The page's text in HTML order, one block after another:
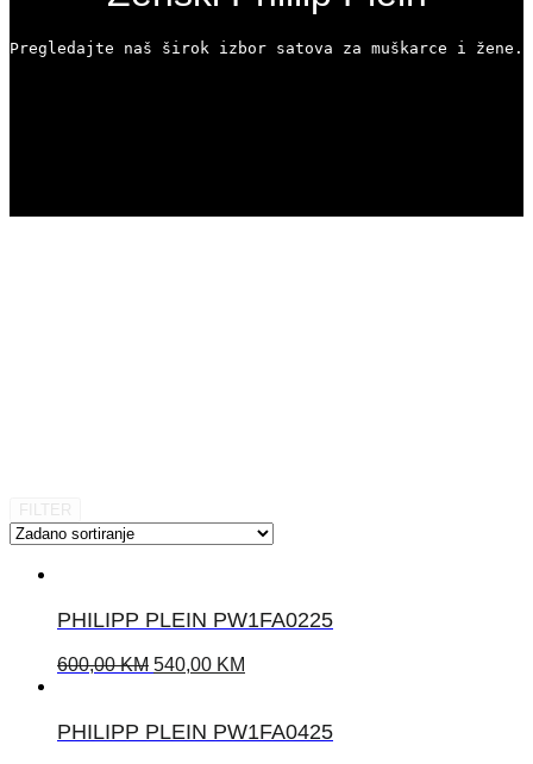
Pregledajte naš širok izbor satova za muškarce i
PHILIPP PLEIN PW1FA0225
600,00KM 540,00 KM
PHILIPP PLEIN PW1FA0425